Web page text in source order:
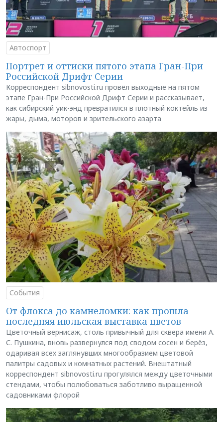
Автоспорт
Портрет и оттиски пятого этапа Гран-При
Российской Дрифт Серии
Корреспондент sibnovosti.ru провёл выходные на пятом
этапе Гран-При Российской Дрифт Серии и рассказывает,
как сибирский уик-энд превратился в плотный коктейль из
жары, дыма, моторов и зрительского азарта
События
От флокса до камнеломки: как прошла
последняя июльская выставка цветов
Цветочный вернисаж, столь привычный для сквера имени А.
С. Пушкина, вновь развернулся под сводом сосен и берёз,
одаривая всех заглянувших многообразием цветовой
палитры садовых и комнатных растений. Внештатный
корреспондент sibnovosti.ru прогулялся между цветочными
стендами, чтобы полюбоваться заботливо выращенной
садовниками флорой